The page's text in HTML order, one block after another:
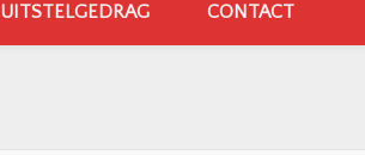
UITSTELGEDRAG CONTACT